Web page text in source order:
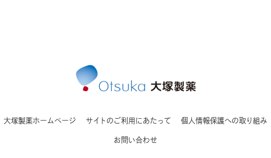
大塚製薬ホームページ サイトのご利用にあたって 個人情報保護への取り組み
お問い合わせ